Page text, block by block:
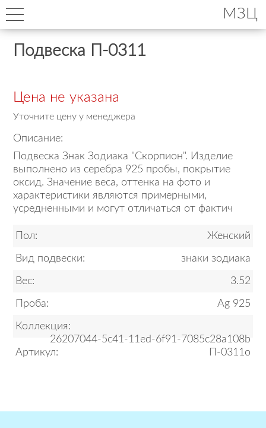
МЗЦ
Подвеска П-0311
Цена не указана
Уточните цену у менеджера
Описание:
Подвеска Знак Зодиака "Скорпион". Изделие
выполнено из серебра 925 пробы, покрытие
оксид. Значение веса, оттенка на фото и
характеристики являются примерными,
усредненными и могут отличаться от фактич
Пол: Женский
Вид подвески: знаки зодиака
Вес: 3.52
Проба: Ag 925
Коллекция:
26207044-5c41-11ed-6f91-7085c28a108b
Артикул:
П-0311о